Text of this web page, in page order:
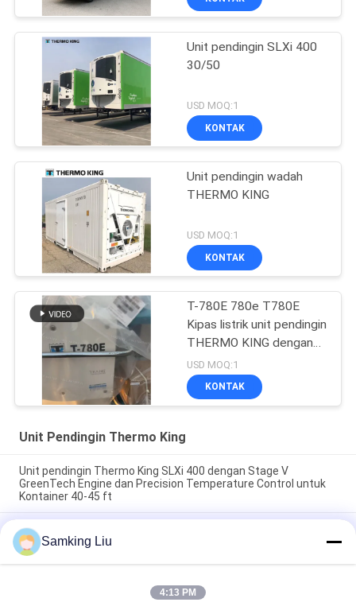
Unit pendingin SLXi 400
30/50
USD MOQ:1
KONTAK
Unit pendingin wadah
THERMO KING
USD MOQ:1
KONTAK
T-780E 780e T780E
Kipas listrik unit pendingin
THERMO KING dengan
mesin diesel dengan
siaga listrik buatan China
USD MOQ:1
KONTAK
Unit Pendingin Thermo King
Unit pendingin Thermo King SLXi 400 dengan Stage V
GreenTech Engine dan Precision Temperature Control untuk
Kontainer 40-45 ft
model Legend L-1880 30/50 THERMO KING unit pendingin
trailer baru pasar Asia Pasifik ekonomi bahan bakar yang lebih
baik dan kinerja pendingin yang lebih kuat
T-880 Pro T-80 T-680Pro/T-780Pro/T-1080Pro/T-1280Pro Unit
Peralatan Pendinginan Kulkas Self-Powered Truck Box
Samking Liu
4:13 PM